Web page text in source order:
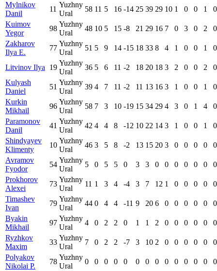
Mylnikov
Danil
11
Yuzhny
Ural
58 11 5 16 -14 25 39 29 10 1 0 0 1
0
Kuimov
Yegor
98
Yuzhny
Ural
48 10 5 15 -8 21 29 16 7 0 3 0 2
0
Zakharov
Ilya E.
77
Yuzhny
Ural
51 5 9 14 -15 18 33 8 4 1 0 0 1 0
Litvinov Ilya 19
Yuzhny
Ural
36 5 6 11 -2 18 20 18 3 2 0 0 2
0
Kulyash
Daniel
51
Yuzhny
Ural
39 4 7 11 -2 11 13 16 3 1 0 0 1
0
Kurkin
Mikhail
96
Yuzhny
Ural
58 7 3 10 -19 15 34 29 4 3 0 1 4
0
Paramonov
Danil
41
Yuzhny
Ural
42 4 4 8 -12 10 22 14 3 1 0 0 1
0
Shindyayev
Klimenty
10
Yuzhny
Ural
46 3 5 8 -2 13 15 20 3 0 0 0 0
0
Avramov
Fyodor
54
Yuzhny
Ural
5 0 5 5 0 3 3 0 0 0 0 0 0
0
Prokhorov
Alexei
73
Yuzhny
Ural
11 1 3 4 -4 3 7 12 1 0 0 0 0
0
Timashev
Ivan
79
Yuzhny
Ural
44 0 4 4 -11 9 20 6 0 0 0 0 0
0
Byakin
Mikhail
97
Yuzhny
Ural
4 0 2 2 0 1 1 2 0 0 0 0 0
0
Ryzhkov
Maxim
33
Yuzhny
Ural
7 0 2 2 -7 3 10 2 0 0 0 0 0
0
Polyakov
Nikolai P.
78
Yuzhny
Ural
0 0 0 0 0 0 0 0 0 0 0 0 0
0